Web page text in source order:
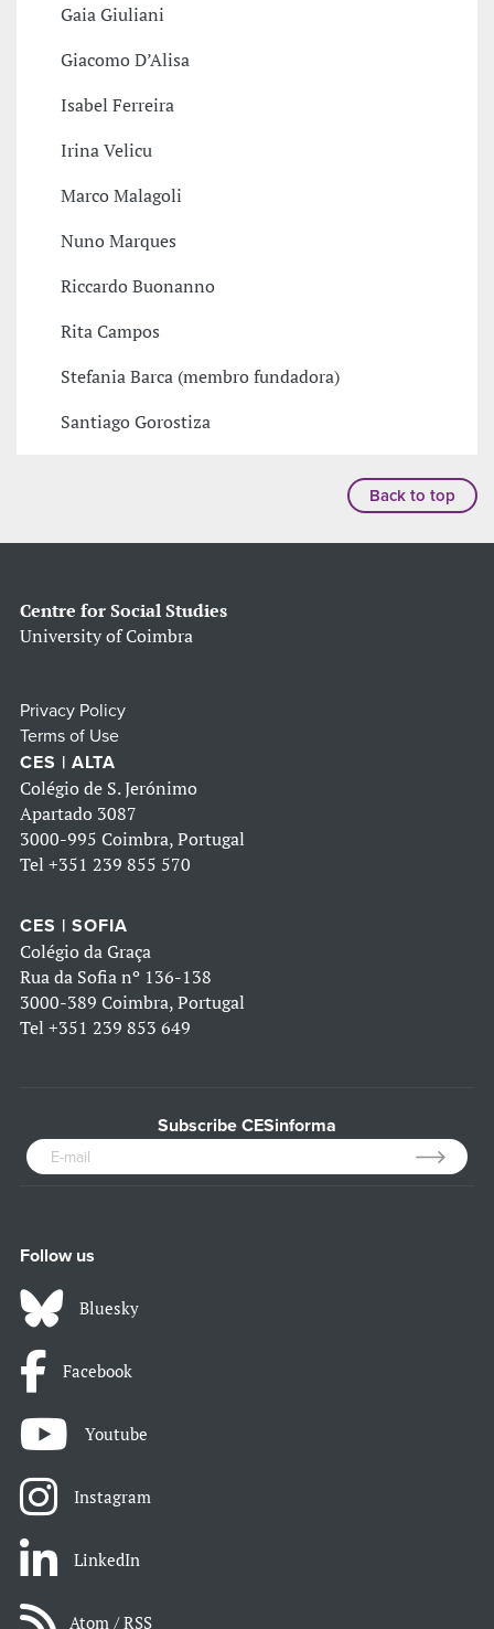
Gaia Giuliani
Giacomo D’Alisa
Isabel Ferreira
Irina Velicu
Marco Malagoli
Nuno Marques
Riccardo Buonanno
Rita Campos
Stefania Barca (membro fundadora)
Santiago Gorostiza
Back to top
Centre for Social Studies
University of Coimbra
Privacy Policy
Terms of Use
CES | ALTA
Colégio de S. Jerónimo
Apartado 3087
3000-995 Coimbra, Portugal
Tel +351 239 855 570
CES | SOFIA
Colégio da Graça
Rua da Sofia nº 136-138
3000-389 Coimbra, Portugal
Tel +351 239 853 649
Subscribe CESinforma
Follow us
Bluesky
Facebook
Youtube
Instagram
LinkedIn
Atom / RSS